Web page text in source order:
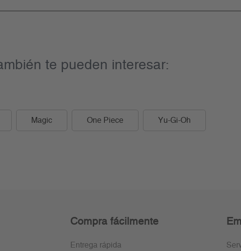
te pueden interesar:
Magic One Piece Yu-Gi-Oh
Compra fácilmente
Entrega rápida